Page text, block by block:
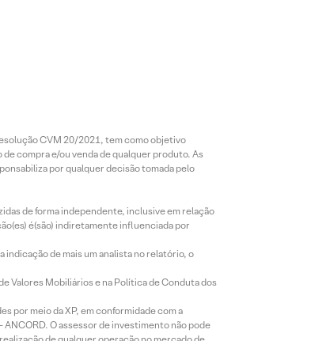
CVM 20/2021, tem como objetivo
compra e/ou venda de qualquer produto. As
por qualquer decisão tomada pelo
de forma independente, inclusive em relação
é(são) indiretamente influenciada por
de mais um analista no relatório, o
Valores Mobiliários e na Política de Conduta dos
por meio da XP, em conformidade com a
O assessor de investimento não pode